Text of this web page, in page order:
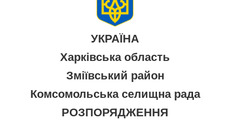
УКРАЇНА
Харківська область
Зміївський район
Комсомольська селищна рада
РОЗПОРЯДЖЕННЯ